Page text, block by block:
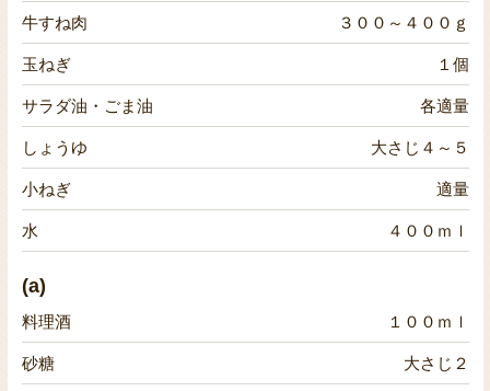
牛すね肉 ３００～４００ｇ
玉ねぎ １個
サラダ油・ごま油 各適量
しょうゆ 大さじ４～５
小ねぎ 適量
水 ４００ｍｌ
(a)
料理酒 １００ｍｌ
砂糖 大さじ２